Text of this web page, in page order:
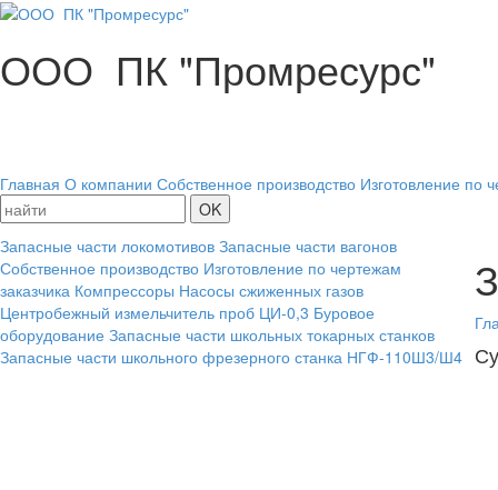
ООО ПК "Промресурс"
Главная О компании Собственное производство Изготовление по
Запасные части локомотивов Запасные части вагонов
Собственное производство Изготовление по чертежам
заказчика Компрессоры Насосы сжиженных газов
Центробежный измельчитель проб ЦИ-0,3 Буровое
оборудование Запасные части школьных токарных станков
Запасные части школьного фрезерного станка НГФ-110Ш3/Ш4